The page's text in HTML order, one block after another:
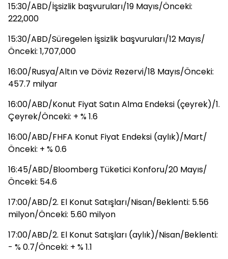
15:30/ABD/İşsizlik başvuruları/19 Mayıs/Önceki:
222,000
15:30/ABD/Süregelen İşsizlik başvuruları/12 Mayıs/
Önceki: 1,707,000
16:00/Rusya/Altın ve Döviz Rezervi/18 Mayıs/Önceki:
457.7 milyar
16:00/ABD/Konut Fiyat Satın Alma Endeksi (çeyrek)/1.
Çeyrek/Önceki: + % 1.6
16:00/ABD/FHFA Konut Fiyat Endeksi (aylık)/Mart/
Önceki: + % 0.6
16:45/ABD/Bloomberg Tüketici Konforu/20 Mayıs/
Önceki: 54.6
17:00/ABD/2. El Konut Satışları/Nisan/Beklenti: 5.56
milyon/Önceki: 5.60 milyon
17:00/ABD/2. El Konut Satışları (aylık)/Nisan/Beklenti:
- % 0.7/Önceki: + % 1.1